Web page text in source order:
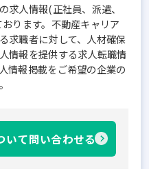
求人情報(正社員、派遣、
ります。不動産キャリア
求職者に対して、人材確保
情報を提供する求人転職情
情報掲載をご希望の企業の
いて問い合わせる